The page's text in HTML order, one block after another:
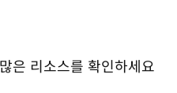
은 리소스를 확인하세요